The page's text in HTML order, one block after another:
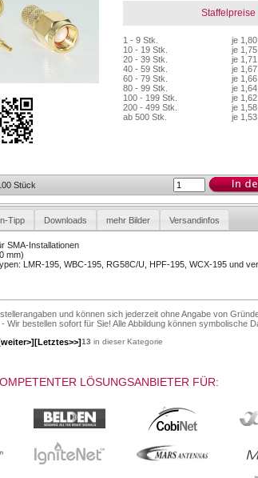
Staffelpreise
1 - 9 Stk.
je
10 - 19 Stk.
je
20 - 39 Stk.
je
40 - 59 Stk.
je
60 - 79 Stk.
je
80 - 99 Stk.
je
100 - 199 Stk.
je
200 - 499 Stk.
je
ab 500 Stk.
je
Stück
Tipp Downloads mehr Bilder Versandinfos
SMA-Installationen
mm)
LMR-195, WBC-195, RG58C/U, HPF-195, WCX-195 und
und können sich jederzeit ohne Angabe von
Wir bestellen sofort für Sie! Alle Abbildung können symbolische
[Letztes>>]13 in dieser Kategorie
LÖSUNGSANBIETER FÜR: